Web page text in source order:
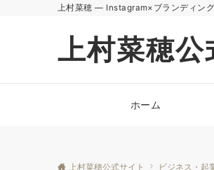
上村菜穂 — Instagram×ブランディン
上村菜穂公
ホーム
上村菜穂公式サイト ビジネス・起